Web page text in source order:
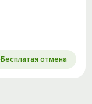
Бесплатая отмена